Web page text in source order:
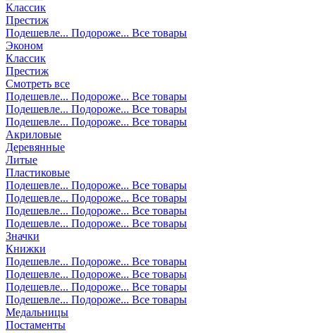
Классик
Престиж
Подешевле... Подороже... Все товары
Эконом
Классик
Престиж
Смотреть все
Подешевле... Подороже... Все товары
Подешевле... Подороже... Все товары
Подешевле... Подороже... Все товары
Акриловые
Деревянные
Литые
Пластиковые
Подешевле... Подороже... Все товары
Подешевле... Подороже... Все товары
Подешевле... Подороже... Все товары
Подешевле... Подороже... Все товары
Значки
Книжки
Подешевле... Подороже... Все товары
Подешевле... Подороже... Все товары
Подешевле... Подороже... Все товары
Подешевле... Подороже... Все товары
Медальницы
Постаменты